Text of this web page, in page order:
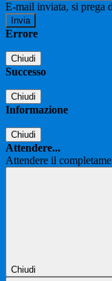
E-mail inviata, si prega
Errore
Chiudi
Successo
Chiudi
Informazione
Chiudi
Attendere...
Attendere il
Chiudi